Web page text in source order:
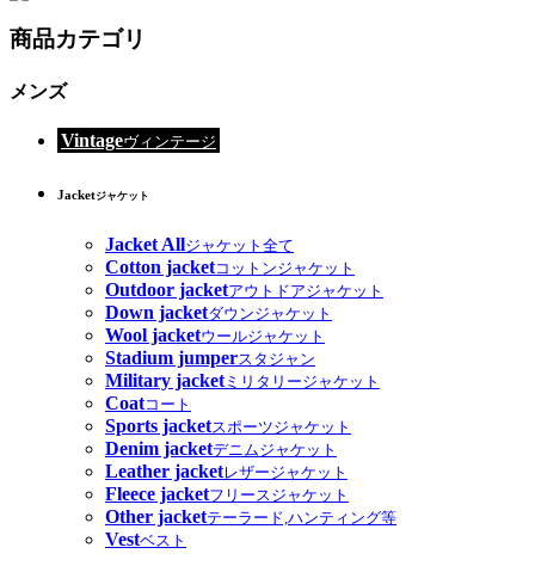
商品カテゴリ
メンズ
Vintageヴィンテージ
Jacketジャケット
Jacket Allジャケット全て
Cotton jacketコットンジャケット
Outdoor jacketアウトドアジャケット
Down jacketダウンジャケット
Wool jacketウールジャケット
Stadium jumperスタジャン
Military jacketミリタリージャケット
Coatコート
Sports jacketスポーツジャケット
Denim jacketデニムジャケット
Leather jacketレザージャケット
Fleece jacketフリースジャケット
Other jacketテーラード,ハンティング等
Vestベスト